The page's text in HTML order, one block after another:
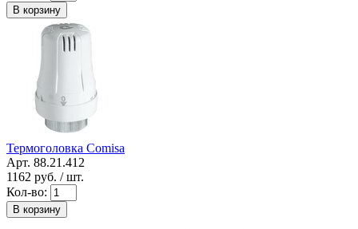
В корзину
Термоголовка Comisa
Арт. 88.21.412
1162 руб. / шт.
Кол-во:
В корзину